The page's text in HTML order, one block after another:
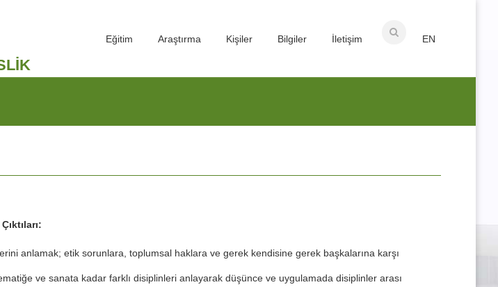
EN
Eğitim Araştırma Kişiler Bilgiler İletişim
anlamak; etik sorunlara, toplumsal haklara ve gerek kendisine gerek başkalarına karşı
ve sanata kadar farklı disiplinleri anlayarak düşünce ve uygulamada disiplinler arası